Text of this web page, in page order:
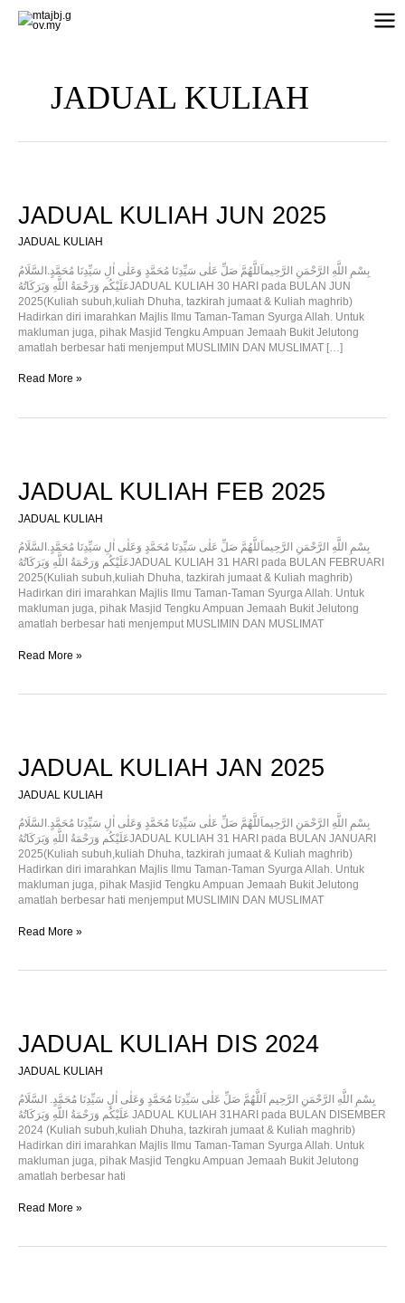
JADUAL KULIAH
JADUAL KULIAH JUN 2025
JADUAL KULIAH
بِسْمِ اللَّهِ الرَّحْمَنِ الرَّحِيماَللَّهُمَّ صَلِّ عَلٰى سَيِّدِنَا مُحَمَّدٍ وَعَلٰى اٰلِ سَيِّدِنَا مُحَمَّدٍ.السَّلَامُ
عَلَيْكُم وَرَحْمَةُ اللَّهِ وَبَرَكَاتُهُJADUAL KULIAH 30 HARI pada BULAN JUN
2025(Kuliah subuh,kuliah Dhuha, tazkirah jumaat & Kuliah maghrib)
Hadirkan diri imarahkan Majlis Ilmu Taman-Taman Syurga Allah. Untuk
makluman juga, pihak Masjid Tengku Ampuan Jemaah Bukit Jelutong
amatlah berbesar hati menjemput MUSLIMIN DAN MUSLIMAT […]
JUN
2025
Read More »
JADUAL KULIAH FEB 2025
JADUAL KULIAH
بِسْمِ اللَّهِ الرَّحْمَنِ الرَّحِيماَللَّهُمَّ صَلِّ عَلٰى سَيِّدِنَا مُحَمَّدٍ وَعَلٰى اٰلِ سَيِّدِنَا مُحَمَّدٍ.السَّلَامُ
عَلَيْكُم وَرَحْمَةُ اللَّهِ وَبَرَكَاتُهُJADUAL KULIAH 31 HARI pada BULAN FEBRUARI
2025(Kuliah subuh,kuliah Dhuha, tazkirah jumaat & Kuliah maghrib)
Hadirkan diri imarahkan Majlis Ilmu Taman-Taman Syurga Allah. Untuk
makluman juga, pihak Masjid Tengku Ampuan Jemaah Bukit Jelutong
amatlah berbesar hati menjemput MUSLIMIN DAN MUSLIMAT
FEB
2025
Read More »
JADUAL KULIAH JAN 2025
JADUAL KULIAH
بِسْمِ اللَّهِ الرَّحْمَنِ الرَّحِيماَللَّهُمَّ صَلِّ عَلٰى سَيِّدِنَا مُحَمَّدٍ وَعَلٰى اٰلِ سَيِّدِنَا مُحَمَّدٍ.السَّلَامُ
عَلَيْكُم وَرَحْمَةُ اللَّهِ وَبَرَكَاتُهُJADUAL KULIAH 31 HARI pada BULAN JANUARI
2025(Kuliah subuh,kuliah Dhuha, tazkirah jumaat & Kuliah maghrib)
Hadirkan diri imarahkan Majlis Ilmu Taman-Taman Syurga Allah. Untuk
makluman juga, pihak Masjid Tengku Ampuan Jemaah Bukit Jelutong
amatlah berbesar hati menjemput MUSLIMIN DAN MUSLIMAT
JAN
2025
Read More »
JADUAL KULIAH DIS 2024
JADUAL KULIAH
بِسْمِ اللَّهِ الرَّحْمَنِ الرَّحِيم اَللَّهُمَّ صَلِّ عَلٰى سَيِّدِنَا مُحَمَّدٍ وَعَلٰى اٰلِ سَيِّدِنَا مُحَمَّدٍ. السَّلَامُ
عَلَيْكُم وَرَحْمَةُ اللَّهِ وَبَرَكَاتُهُ JADUAL KULIAH 31HARI pada BULAN DISEMBER
2024 (Kuliah subuh,kuliah Dhuha, tazkirah jumaat & Kuliah maghrib)
Hadirkan diri imarahkan Majlis Ilmu Taman-Taman Syurga Allah. Untuk
makluman juga, pihak Masjid Tengku Ampuan Jemaah Bukit Jelutong
amatlah berbesar hati
DIS
2024
Read More »